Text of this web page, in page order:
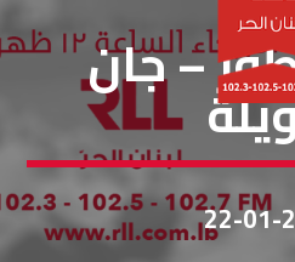
السطور – جان
22-01-